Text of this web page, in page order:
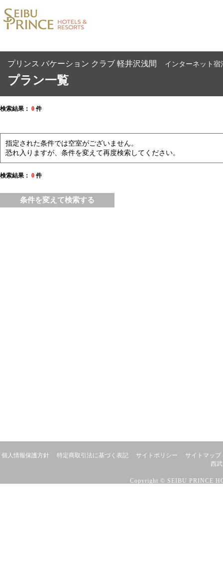
プリンス バケーション クラブ 軽井沢浅間 インターネット
プラン一覧
検索結果： 0 件
指定された条件では空室がございません。
恐れ入りますが、条件を変えて再度検索してください。
検索結果： 0 件
条件を変えて検索する
個人情報保護方針 特定商取引法に基づく表記 サイトポリシー
サイトマップ
西
Copyright © SEIBU PRINCE